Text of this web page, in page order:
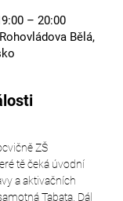
– 20:00
Bělá,
ZŠ
tě čeká úvodní
a aktivačních
Tabata. Dál